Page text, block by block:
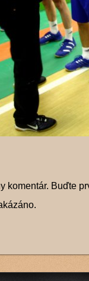
komentár. Buďte